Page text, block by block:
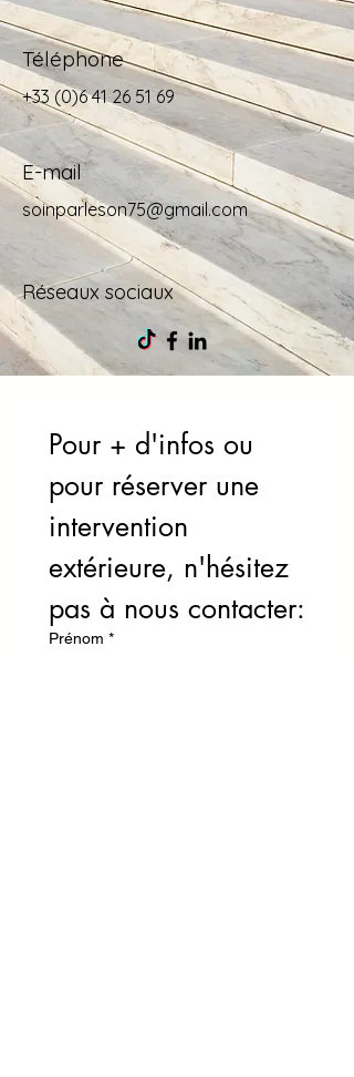
Téléphone
+33 (0)6 41 26 51 69
E-mail
soinparleson75@gmail.com
Réseaux sociaux
Pour + d'infos ou
pour réserver une
intervention
extérieure, n'hésitez
pas à nous contacter:
Prénom *